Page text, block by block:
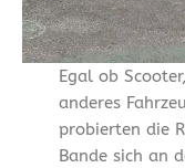
Egal ob
anderes
probierten die
Bande sich an